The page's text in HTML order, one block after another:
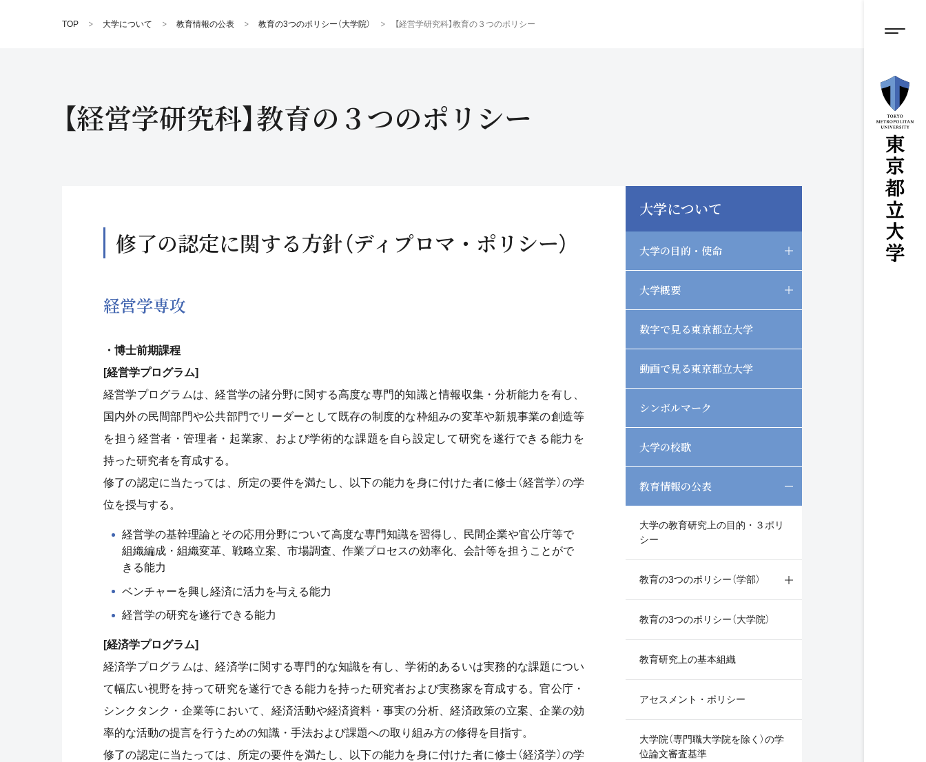
ン
ン
ツ
に
ス
キ
ッ
プ
メニ
TOP 大学について 教育情報の公表 教育の3つのポリシー（大学院） 【経営学研究科】教育の３つのポリシー
【経営学研究科】教育の３つのポリシー
修了の認定に関する方針（ディプロマ・ポリシー）
経営学専攻
・博士前期課程
[経営学プログラム]
経営学プログラムは、経営学の諸分野に関する高度な専門的知識と情報収集・分析能力を有し、
国内外の民間部門や公共部門でリーダーとして既存の制度的な枠組みの変革や新規事業の創造等
を担う経営者・管理者・起業家、および学術的な課題を自ら設定して研究を遂行できる能力を
持った研究者を育成する。
修了の認定に当たっては、所定の要件を満たし、以下の能力を身に付けた者に修士（経営学）の学
位を授与する。
経営学の基幹理論とその応用分野について高度な専門知識を習得し、民間企業や官公庁等で
組織編成・組織変革、戦略立案、市場調査、作業プロセスの効率化、会計等を担うことがで
きる能力
ベンチャーを興し経済に活力を与える能力
経営学の研究を遂行できる能力
[経済学プログラム]
経済学プログラムは、経済学に関する専門的な知識を有し、学術的あるいは実務的な課題につい
て幅広い視野を持って研究を遂行できる能力を持った研究者および実務家を育成する。官公庁・
シンクタンク・企業等において、経済活動や経済資料・事実の分析、経済政策の立案、企業の効
率的な活動の提言を行うための知識・手法および課題への取り組み方の修得を目指す。
修了の認定に当たっては、所定の要件を満たし、以下の能力を身に付けた者に修士（経済学）の学
大学について
大学の目的・使命 Open/Close
大学概要 Open/Close
数字で見る東京都立大学
動画で見る東京都立大学
シンボルマーク
大学の校歌
教育情報の公表
大学の教育研究上の目的・３ポリ
シー
教育の3つのポリシー（学部）
Open/Close
教育の3つのポリシー（大学院）
教育研究上の基本組織
アセスメント・ポリシー
大学院（専門職大学院を除く）の学
位論文審査基準